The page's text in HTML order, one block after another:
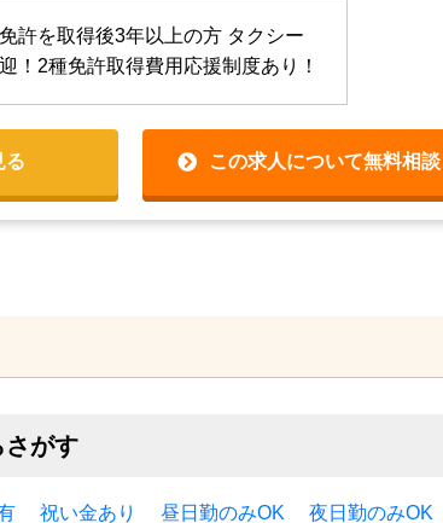
許を取得後3年以上の方 タクシー
！2種免許取得費用応援制度あり！
る この求人について無料相
さがす
祝い金あり 昼日勤のみOK 夜日勤のみOK